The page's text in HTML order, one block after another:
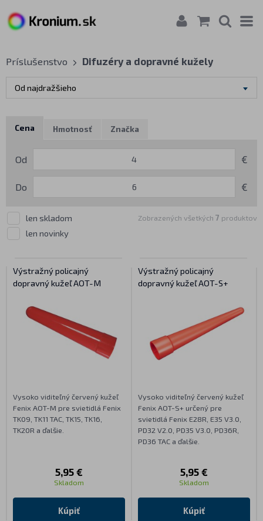
Príslušenstvo Difuzéry a dopravné kužely
Od najdražšieho
Cena Hmotnosť Značka
Od €
Do €
Zobrazených všetkých 7 produktov
len skladom
len novinky
Výstražný policajný
dopravný kužeľ AOT-M
Vysoko viditeľný červený kužeľ
Fenix AOT-M pre svietidlá Fenix
TK09, TK11 TAC, TK15, TK16,
TK20R a ďalšie.
5,95 €
Skladom
Kúpiť
Výstražný policajný
dopravný kužeľ AOT-S+
Vysoko viditeľný červený kužeľ
Fenix AOT-S+ určený pre
svietidlá Fenix E28R, E35 V3.0,
PD32 V2.0, PD35 V3.0, PD36R,
PD36 TAC a ďalšie.
5,95 €
Skladom
Kúpiť